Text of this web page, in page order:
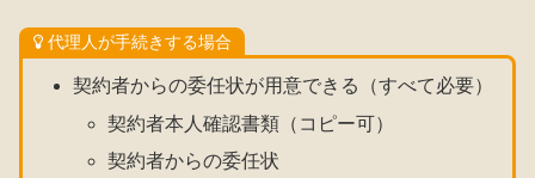
代理人が手続きする場合
契約者からの委任状が用意できる（すべて必要）
契約者本人確認書類（コピー可）
契約者からの委任状